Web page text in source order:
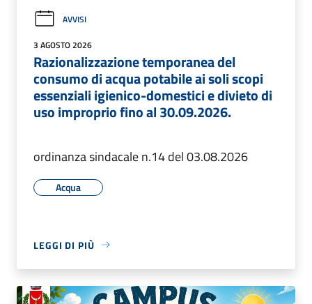
AVVISI
3 AGOSTO 2026
Razionalizzazione temporanea del
consumo di acqua potabile ai soli scopi
essenziali igienico-domestici e divieto di
uso improprio fino al 30.09.2026.
ordinanza sindacale n.14 del 03.08.2026
Acqua
LEGGI DI PIÙ